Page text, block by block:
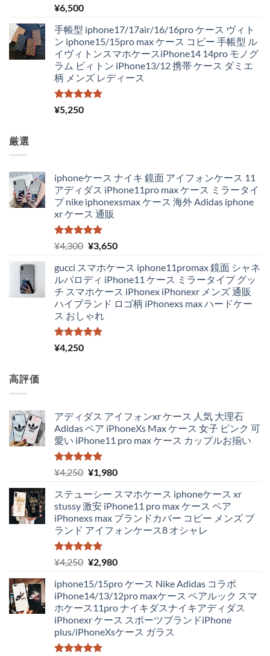
5段階中
5.00
¥6,500
手帳型 iphone17/17air/16/16pro ケース ヴィト
ン iphone15/15pro max ケース コピー 手帳型 ル
イヴィトンスマホケースiPhone14 14pro モノグ
ラム ビィトン iPhone13/12 携帯 ケース ダミエ
柄 メンズ レディース
5段階中
5.00
¥5,250
厳選
iphoneケース ナイキ 鏡面 アイフォンケース 11
アディダス iPhone11pro max ケース ミラータイ
プ nike iphonexsmax ケース 海外 Adidas iphone
xr ケース 通販
5段階中
5.00
の評価
¥4,300 元
価
格
は
¥4,300
で
し
¥3,650現
の
価
格
は
gucci スマホケース iphone11promax 鏡面 シャネ
ルパロディ iPhone11 ケース ミラータイプ グッ
チ スマホケース iPhonex iPhonexr メンズ 通販
ハイブランド ロゴ柄 iPhonexs max ハードケー
ス おしゃれ
5段階中
5.00
¥4,250
高評価
アディダス アイフォンxr ケース 人気 大理石
Adidas ペア iPhoneXs Max ケース 女子 ピンク 可
愛い iPhone11 pro max ケース カップルお揃い
5段階中
5.00
の評価
¥4,250 元
価
格
は
¥4,250
で
し
¥1,980現
の
価
格
は
で
ステューシー スマホケース iphoneケース xr
stussy 激安 iPhone11 pro max ケース ペア
iPhonexs max ブランドカバー コピー メンズ ブ
ランド アイフォンケース8 オシャレ
5段階中
5.00
の評価
¥4,250 元
価
格
は
¥4,250
で
し
¥2,980現
の
価
格
は
¥2,980
iphone15/15pro ケース Nike Adidas コラボ
iPhone14/13/12pro maxケース ペアルック スマ
ホケース11pro ナイキダスナイキアディダス
iPhonexr ケース スポーツブランドiPhone
plus/iPhoneXsケース ガラス